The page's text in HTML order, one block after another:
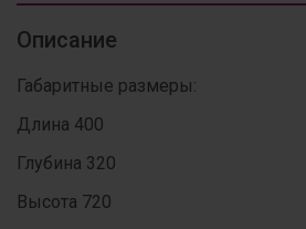
Описание
Габаритные размеры:
Длина 400
Глубина 320
Высота 720